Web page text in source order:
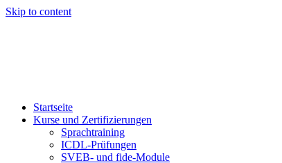
Skip to content
Startseite
Kurse und Zertifizierungen
Sprachtraining
ICDL-Prüfungen
SVEB- und fide-Module